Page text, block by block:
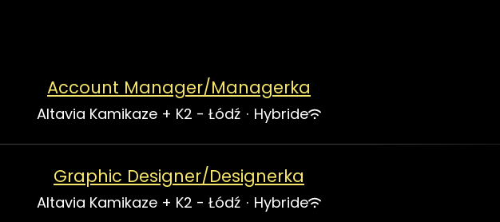
Account Manager/Managerka
Altavia Kamikaze + K2 - Łódź · Hybride
Graphic Designer/Designerka
Altavia Kamikaze + K2 - Łódź · Hybride